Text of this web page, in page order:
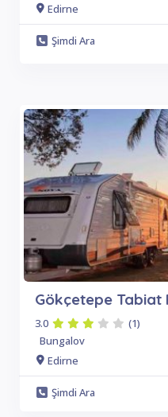
Edirne
Şimdi Ara
Gökçetepe Tabiat
3.0
(1)
Bungalov
Edirne
Şimdi Ara